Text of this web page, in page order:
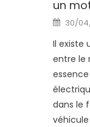
un
on
30/
Il existe
entre le
dans le